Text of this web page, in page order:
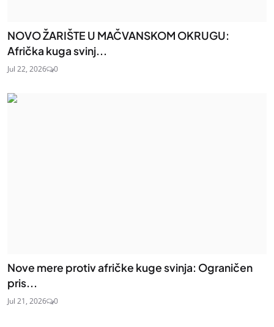
NOVO ŽARIŠTE U MAČVANSKOM OKRUGU:
Afrička kuga svinj...
Jul 22, 2026 0
Nove mere protiv afričke kuge svinja: Ograničen
pris...
Jul 21, 2026 0